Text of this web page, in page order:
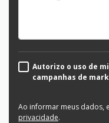
Autorizo o uso de
campanhas de
Ao informar meus dados,
privacidade.